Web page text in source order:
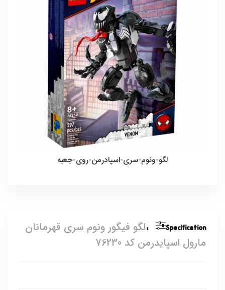
لگو-ونوم-سری-اسپادرمن-روی-جعبه
Specification:
لگو فیگور ونوم سری قهرمانان
مارول اسپایدرمن کد 76230